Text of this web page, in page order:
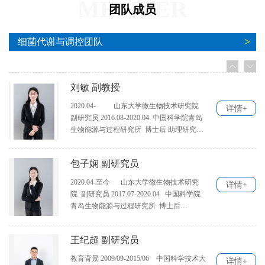
团队成员
MEMBER
细菌代谢与调控团队 >
已毕业学生
详情+
刘敏 副教授
2020.04- 山东大学微生物技术研究院
副研究员 2016.08-2020.04 中国科学院青岛
生物能源与过程研究所 博士后 助理研究员
学与分子生物学 硕士 2006.09-2010.07 鲁
东大学 生物科学 学士 研究方向： 生物基
化学品合成，微生物代谢调控 联系方式：
电话：0532-58632386 邮箱：
liumin88(AT)sdu.edu.cn (将“(AT)”替换
为“@”） 发表论文： 1. Min Liu#, Meitong
Huo#, Changshui Liu, Likun Guo, Yamei Ding,
Qingjun Ma, Qingsheng Qi, Mo Xian* and
Guang Zhao*. Lysine acetylation of Escherichia
详情+
包子娴 副研究员
2020.04-至今 山东大学微生物技术研究
院 副研究员 2017.07-2020.04 中国科学院
青岛生物能源与过程研究所 博士后
洋大学 生物化学与分子生物学 学士 研究
方向： 生物化学与生物材料，细胞固定，
详情+
王纪超 副研究员
教育背景 2009/09-2015/06 中国科学技术大 详情+